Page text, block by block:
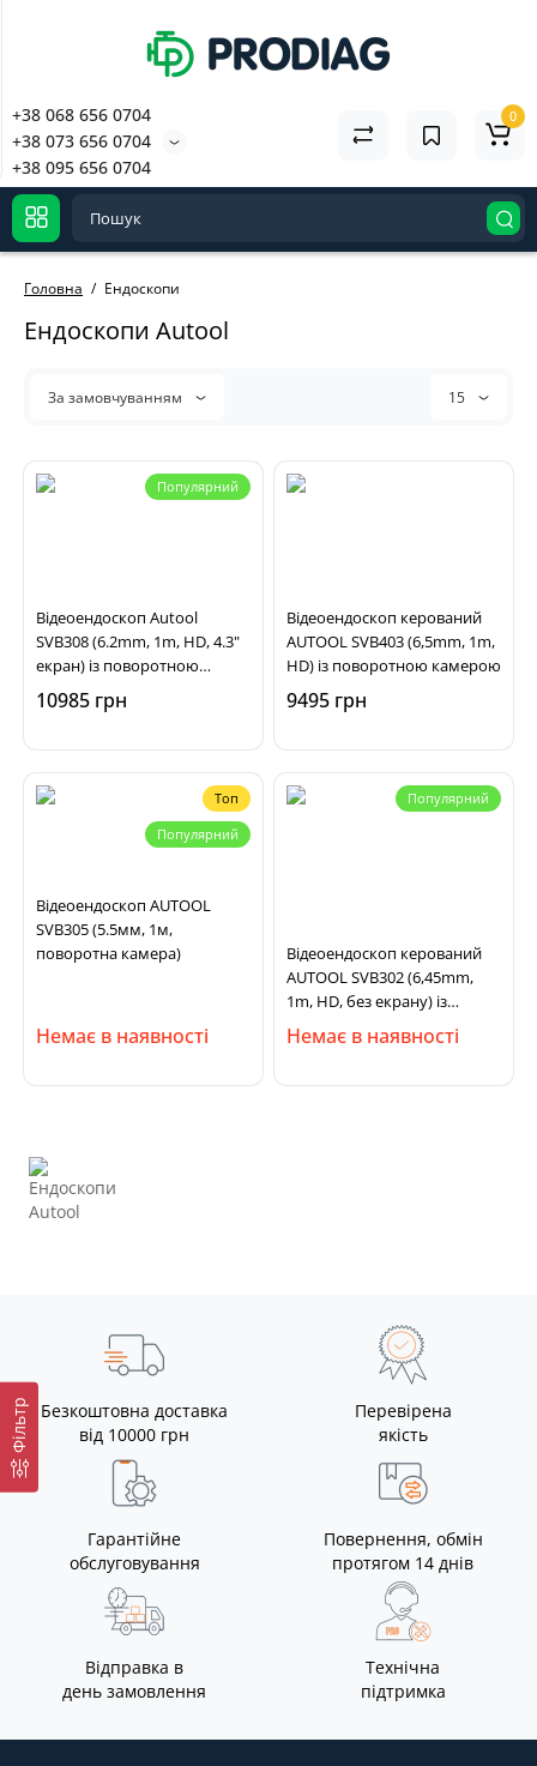
+38 068 656 0704
+38 073 656 0704
+38 095 656 0704
0
Головна Ендоскопи
Фільтр
Паяльна станція YIHUA
992D-III 3 в 1 (C210 1140W;
1000W)
8295 грн
Ендоскопи Autool
За замовчуванням 15
Популярний
Відеоендоскоп Autool
SVB308 (6.2mm, 1m, HD, 4.3"
екран) із поворотною
камерою
10985 грн
Відеоендоскоп керований
AUTOOL SVB403 (6,5mm, 1m,
HD) із поворотною камерою
9495 грн
Топ
Популярний
Відеоендоскоп AUTOOL
SVB305 (5.5мм, 1м,
поворотна камера)
Немає в наявності
Популярний
Відеоендоскоп керований
AUTOOL SVB302 (6,45mm,
1m, HD, без екрану) із
поворотною камерою
Немає в наявності
Безкоштовна доставка
від 10000 грн
Перевірена
якість
Гарантійне
обслуговування
Повернення, обмін
протягом 14 днів
Відправка в
день замовлення
Технічна
підтримка